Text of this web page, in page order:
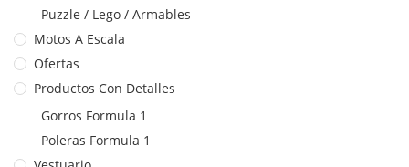
Puzzle / Lego / Armables
Motos A Escala
Ofertas
Productos Con Detalles
Gorros Formula 1
Poleras Formula 1